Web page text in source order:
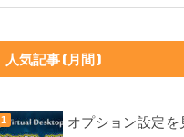
人気記事(月間)
オプション設定を